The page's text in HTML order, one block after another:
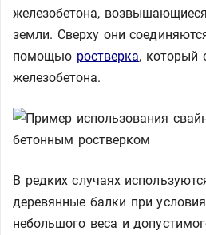
железобетона,
земли. Сверху они
помощью ростверка, который
железобетона.
В редких случаях
деревянные балки при
небольшого веса и